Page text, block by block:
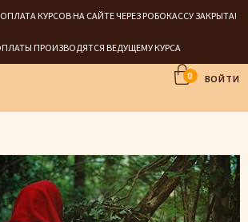
ОПЛАТА КУРСОВ НА САЙТЕ ЧЕРЕЗ РОБОКАССУ ЗАКРЫТА!
ПРОИЗВОДЯТСЯ ВЕДУЩЕМУ КУРСА
0 ВОЙТИ